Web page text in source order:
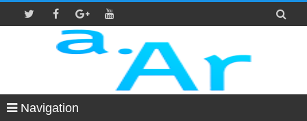

Navigation